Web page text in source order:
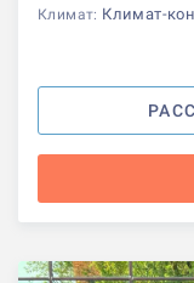
Климат: Климат-